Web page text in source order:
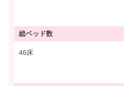
総ベッド数
46床